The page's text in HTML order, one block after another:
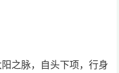
之脉，自头下项，行身